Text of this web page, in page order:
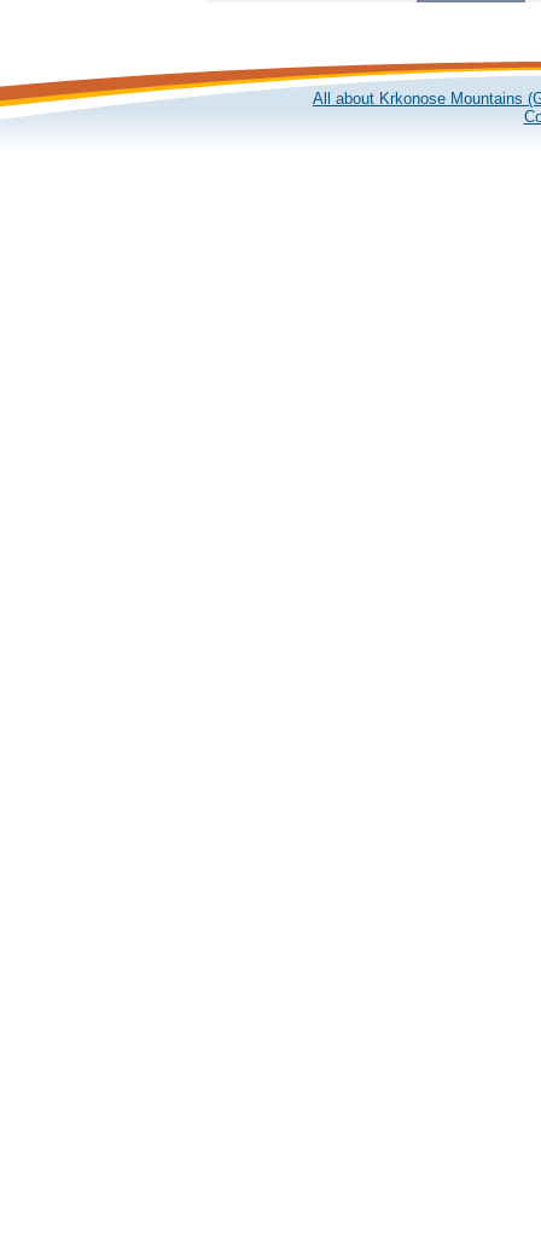
All about Krkonose Mountains